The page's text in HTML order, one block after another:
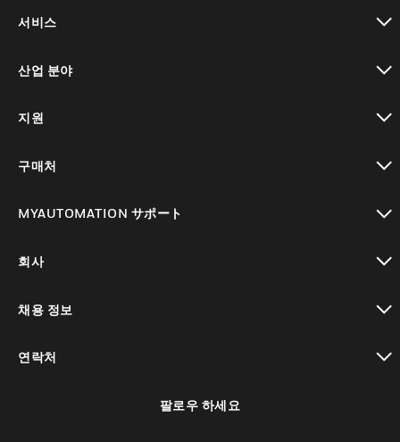
서비스
산업 분야
지원
구매처
MYAUTOMATION サポート
회사
채용 정보
연락처
팔로우 하세요